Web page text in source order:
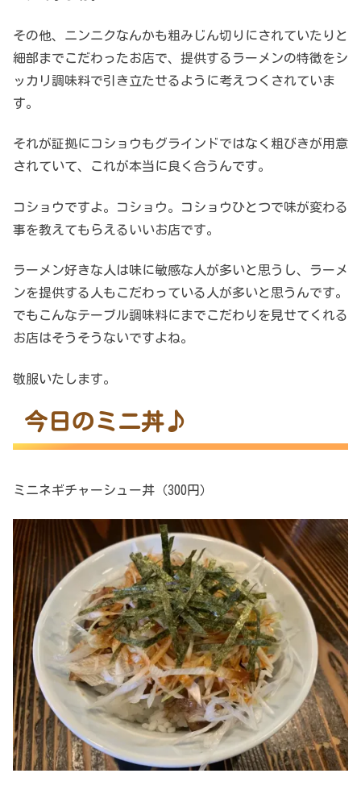
その他、ニンニクなんかも粗みじん切りにされていたりと
細部までこだわったお店で、提供するラーメンの特徴をシ
ッカリ調味料で引き立たせるように考えつくされていま
す。
それが証拠にコショウもグラインドではなく粗びきが用意
されていて、これが本当に良く合うんです。
コショウですよ。コショウ。コショウひとつで味が変わる
事を教えてもらえるいいお店です。
ラーメン好きな人は味に敏感な人が多いと思うし、ラーメ
ンを提供する人もこだわっている人が多いと思うんです。
でもこんなテーブル調味料にまでこだわりを見せてくれる
お店はそうそうないですよね。
敬服いたします。
今日のミニ丼♪
ミニネギチャーシュー丼（300円）